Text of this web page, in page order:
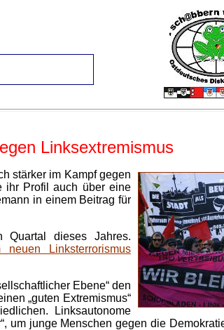
Linksextremismus
stärker im Kampf gegen
ihr Profil auch über eine
in einem Beitrag für
Quartal dieses Jahres.
Linksterrorismus
Ebene“ den
„guten Extremismus“
Linksautonome
um junge Menschen gegen die